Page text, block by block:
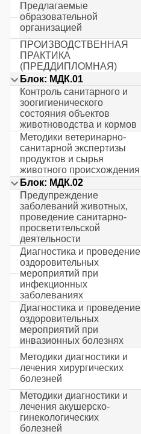
Предлагаемые
образовательной
организацией
ПРОИЗВОДСТВЕННАЯ
ПРАКТИКА
(ПРЕДДИПЛОМНАЯ)
Блок: МДК.01
Контроль санитарного и
зоогигиенического
состояния объектов
животноводства и кормов
Методики ветеринарно-
санитарной экспертизы
продуктов и сырья
животного происхождения
Блок: МДК.02
Предупреждение
заболеваний животных,
проведение санитарно-
просветительской
деятельности
Диагностика и проведение
оздоровительных
мероприятий при
инфекционных
заболеваниях
Диагностика и проведение
оздоровительных
мероприятий при
инвазионных болезнях
Методики диагностики и
лечения хирургических
болезней
Методики диагностики и
лечения акушерско-
гинекологических
болезней